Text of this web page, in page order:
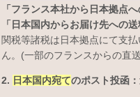
「フランス本社から日本拠点
「日本国内からお届け先への
関税等諸税は日本拠点にて支
ん。(一部のフランスからの直
2. 日本国内宛てのポスト投函